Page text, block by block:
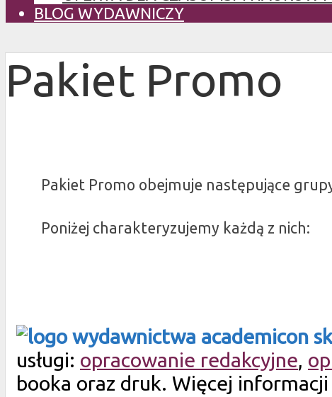
BLOG WYDAWNICZY
Pakiet Promo
Pakiet Promo obejmuje następujące
Poniżej charakteryzujemy każdą z nich:
usługi: opracowanie redakcyjne,
booka oraz druk. Więcej